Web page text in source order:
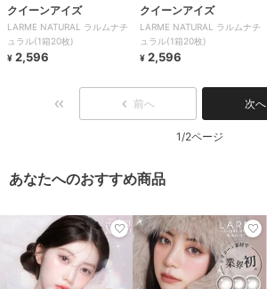
クイーンアイズ
LARME NATURAL ラルムナチ
ュラル(1箱20枚)
¥ 2,596
クイーンアイズ
LARME NATURAL ラルムナチ
ュラル(1箱20枚)
¥ 2,596
前へ 次へ
1/2ページ
あなたへのおすすめ商品